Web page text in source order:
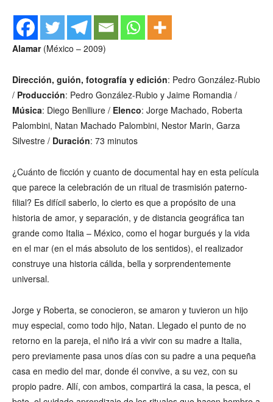
Alamar(México – 2009)
Dirección, guión, fotografía y edición: Pedro González-Rubio
/ Producción: Pedro González-Rubio y Jaime Romandia /
Música: Diego Benlliure / Elenco: Jorge Machado, Roberta
Palombini, Natan Machado Palombini, Nestor Marin, Garza
Silvestre / Duración: 73 minutos
¿Cuánto de ficción y cuanto de documental hay en esta película
que parece la celebración de un ritual de trasmisión paterno-
filial? Es difícil saberlo, lo cierto es que a propósito de una
historia de amor, y separación, y de distancia geográfica tan
grande como Italia – México, como el hogar burgués y la vida
en el mar (en el más absoluto de los sentidos), el realizador
construye una historia cálida, bella y sorprendentemente
universal.
Jorge y Roberta, se conocieron, se amaron y tuvieron un hijo
muy especial, como todo hijo, Natan. Llegado el punto de no
retorno en la pareja, el niño irá a vivir con su madre a Italia,
pero previamente pasa unos días con su padre a una pequeña
casa en medio del mar, donde él convive, a su vez, con su
propio padre. Allí, con ambos, compartirá la casa, la pesca, el